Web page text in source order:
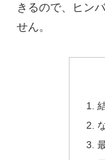
きるので、ヒン
せん。